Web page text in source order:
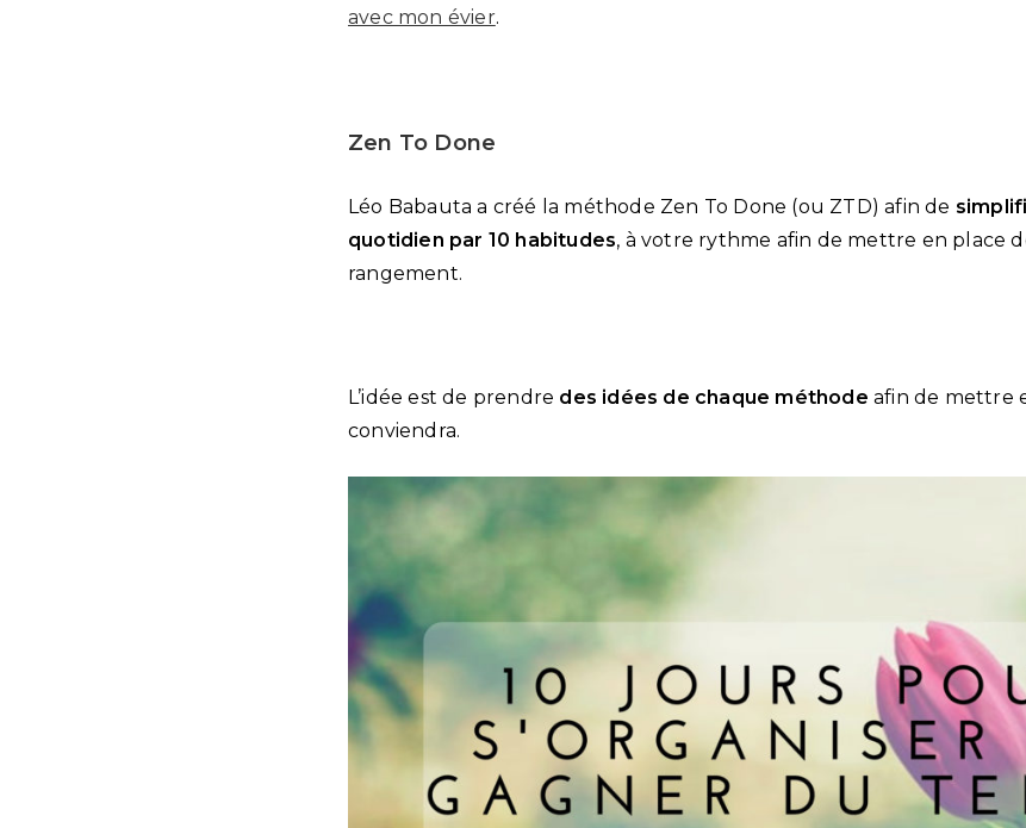
avec mon évier.
Zen To Done
Léo Babauta a créé la méthode Zen To Done (ou ZTD) afin de
quotidien par 10 habitudes, à votre rythme afin de mettre en place
rangement.
L’idée est de prendre des idées de chaque méthode afin de mettre
conviendra.